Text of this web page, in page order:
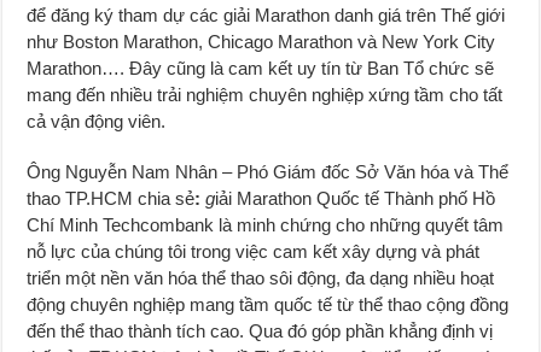
để đăng ký tham dự các giải Marathon danh giá trên Thế giới
như Boston Marathon, Chicago Marathon và New York City
Marathon…. Đây cũng là cam kết uy tín từ Ban Tổ chức sẽ
mang đến nhiều trải nghiệm chuyên nghiệp xứng tầm cho tất
cả vận động viên.
Ông Nguyễn Nam Nhân – Phó Giám đốc Sở Văn hóa và Thể
thao TP.HCM chia sẻ: giải Marathon Quốc tế Thành phố Hồ
Chí Minh Techcombank là minh chứng cho những quyết tâm
nỗ lực của chúng tôi trong việc cam kết xây dựng và phát
triển một nền văn hóa thể thao sôi động, đa dạng nhiều hoạt
động chuyên nghiệp mang tầm quốc tế từ thể thao cộng đồng
đến thể thao thành tích cao. Qua đó góp phần khẳng định vị